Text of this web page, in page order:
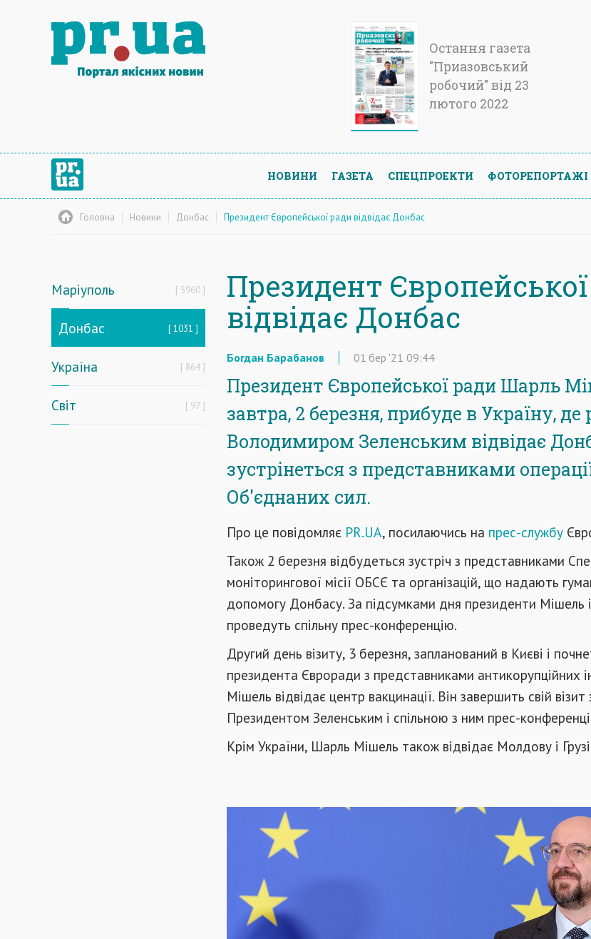
Остання газета
"Приазовський
робочий" від 23
лютого 2022
НОВИНИ ГАЗЕТА СПЕЦПРОЕКТИ ФОТОРЕПОРТАЖІ
Головна Новини Донбас Президент Європейської ради відвідає Донбас
Маріуполь 5960
Донбас 1031
Україна 864
Світ 97
Президент
відвідає Донбас
Богдан Барабанов 01 бер '21 09:44
Президент Європейської ради Шарль
завтра, 2 березня, прибуде в Україну, де
Володимиром Зеленським відвідає
зустрінеться з представниками
Об'єднаних сил.
Про це повідомляє PR.UA, посилаючись на прес-службу
Також 2 березня відбудеться зустріч з представниками
моніторингової місії ОБСЄ та організацій, що надають
допомогу Донбасу. За підсумками дня президенти Мішель
проведуть спільну прес-конференцію.
Другий день візиту, 3 березня, запланований в Києві і
президента Євроради з представниками антикорупційних
Мішель відвідає центр вакцинації. Він завершить свій візит
Президентом Зеленським і спільною з ним прес-
Крім України, Шарль Мішель також відвідає Молдову і